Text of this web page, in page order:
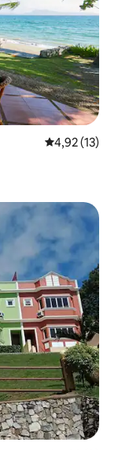
Середня
4,92 (13)